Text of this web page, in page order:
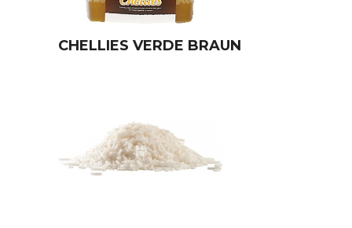
CHELLIES VERDE BRAUN